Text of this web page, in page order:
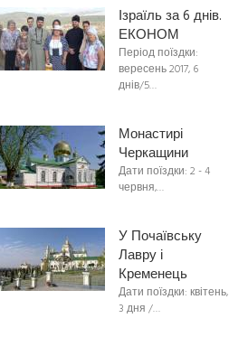
Ізраїль за 6 днів.
ЕКОНОМ
Період поїздки:
вересень 2017, 6
днів/5…
Монастирі
Черкащини
Дати поїздки: 2 - 4
червня,…
У Почаївську
Лавру і
Кременець
Дати поїздки: квітень,
3 дня /…